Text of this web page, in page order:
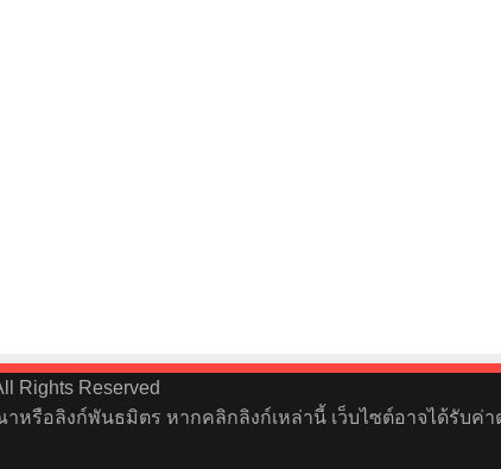
Rights Reserved
หรือลิงก์พันธมิตร หากคลิกลิงก์เหล่านี้ เว็บไซต์อาจได้รับ